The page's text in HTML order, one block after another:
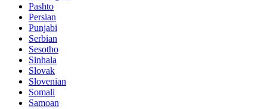
Pashto
Persian
Punjabi
Serbian
Sesotho
Sinhala
Slovak
Slovenian
Somali
Samoan